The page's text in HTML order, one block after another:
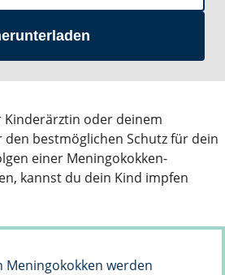
oder deinem
bestmöglichen Schutz für dein
einer Meningokokken-
kannst du dein Kind impfen
Meningokokken werden